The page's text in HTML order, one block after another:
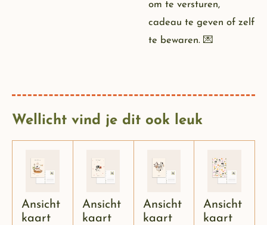
om te versturen,
cadeau te geven of zelf
te bewaren. 💌
Wellicht vind je dit ook leuk
Ansicht
kaart
Ansicht
kaart
Ansicht
kaart
Ansicht
kaart